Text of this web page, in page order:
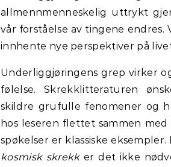
allmennmenneskelig uttrykt
vår forståelse av tingene
innhente nye perspektiver på
Underliggjøringens grep virker
følelse. Skrekklitteraturen
skildre grufulle fenomener og
hos leseren flettet sammen
spøkelser er klassiske
kosmisk skrekker det ikke